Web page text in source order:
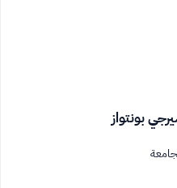
بونتواز